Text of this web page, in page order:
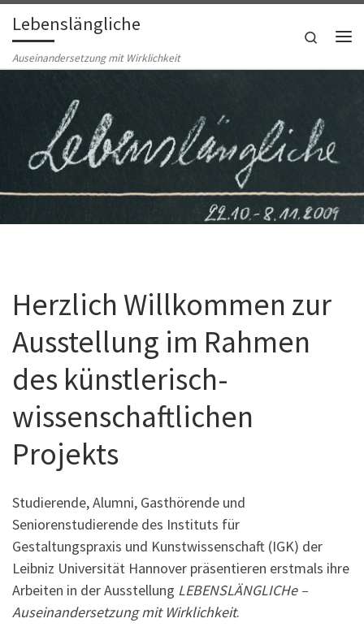
Zum Inhalt springen
Lebenslängliche
Auseinandersetzung mit Wirklichkeit
Search
Herzlich Willkommen zur
Ausstellung im Rahmen
des künstlerisch-
wissenschaftlichen
Projekts
Studierende, Alumni, Gasthörende und
Seniorenstudierende des Instituts für
Gestaltungspraxis und Kunstwissenschaft (IGK) der
Leibniz Universität Hannover präsentieren erstmals ihre
Arbeiten in der Ausstellung LEBENSLÄNGLICHe –
Auseinandersetzung mit Wirklichkeit.